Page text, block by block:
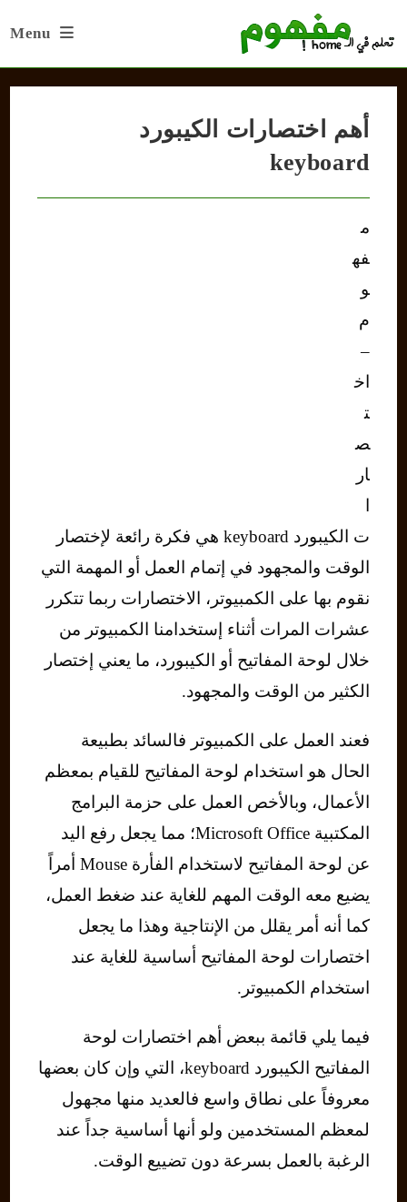
Menu
أهم اختصارات الكيبورد
keyboard
م
فه
و
م
–
اخ
ت
ص
ار
ت الكيبورد keyboard هي فكرة رائعة لإختصار
الوقت والمجهود في إتمام العمل أو المهمة التي
نقوم بها على الكمبيوتر، الاختصارات ربما تتكرر
عشرات المرات أثناء إستخدامنا الكمبيوتر من
خلال لوحة المفاتيح أو الكيبورد، ما يعني إختصار
الكثير من الوقت والمجهود.
فعند العمل على الكمبيوتر فالسائد بطبيعة
الحال هو استخدام لوحة المفاتيح للقيام بمعظم
الأعمال، وبالأخص العمل على حزمة البرامج
المكتبية Microsoft Office؛ مما يجعل رفع اليد
عن لوحة المفاتيح لاستخدام الفأرة Mouse أمراً
يضيع معه الوقت المهم للغاية عند ضغط العمل،
كما أنه أمر يقلل من الإنتاجية وهذا ما يجعل
اختصارات لوحة المفاتيح أساسية للغاية عند
استخدام الكمبيوتر.
فيما يلي قائمة ببعض أهم اختصارات لوحة
المفاتيح الكيبورد keyboard، التي وإن كان بعضها
معروفاً على نطاق واسع فالعديد منها مجهول
لمعظم المستخدمين ولو أنها أساسية جداً عند
الرغبة بالعمل بسرعة دون تضييع الوقت.